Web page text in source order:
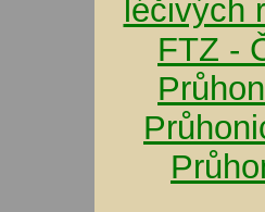
léčivých
FTZ -